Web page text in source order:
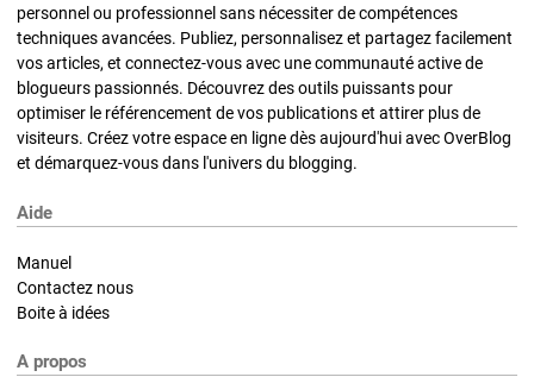
personnel ou professionnel sans nécessiter de compétences
techniques avancées. Publiez, personnalisez et partagez facilement
vos articles, et connectez-vous avec une communauté active de
blogueurs passionnés. Découvrez des outils puissants pour
optimiser le référencement de vos publications et attirer plus de
visiteurs. Créez votre espace en ligne dès aujourd'hui avec OverBlog
et démarquez-vous dans l'univers du blogging.
Aide
Manuel
Contactez nous
Boite à idées
A propos